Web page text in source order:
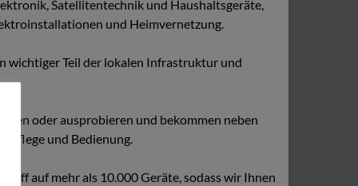
Satellitentechnik und Haushaltsgeräte,
und Heimvernetzung.
wichtiger Teil der lokalen Infrastruktur und
oder ausprobieren und bekommen neben
Pflege und Bedienung.
auf mehr als 10.000 Geräte, sodass wir Ihnen